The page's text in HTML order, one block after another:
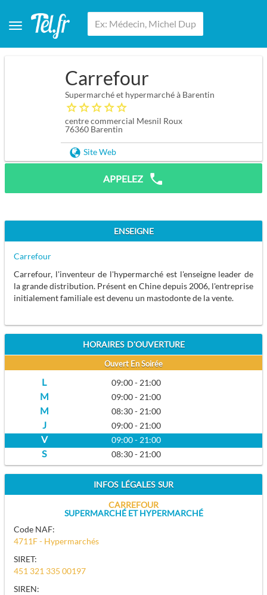
Carrefour
Supermarché et hypermarché à Barentin
centre commercial Mesnil Roux
76360 Barentin
APPELEZ
Site Web
ENSEIGNE
Carrefour
Carrefour, l'inventeur de l'hypermarché est l'enseigne leader de
la grande distribution. Présent en Chine depuis 2006, l'entreprise
initialement familiale est devenu un mastodonte de la vente.
HORAIRES D'OUVERTURE
Ouvert En Soirée
09:00 - 21:00
09:00 - 21:00
08:30 - 21:00
09:00 - 21:00
09:00 - 21:00
08:30 - 21:00
INFOS LÉGALES SUR
CARREFOUR
SUPERMARCHÉ ET HYPERMARCHÉ
Code NAF:
4711F - Hypermarchés
SIRET:
451 321 335 00197
SIREN: